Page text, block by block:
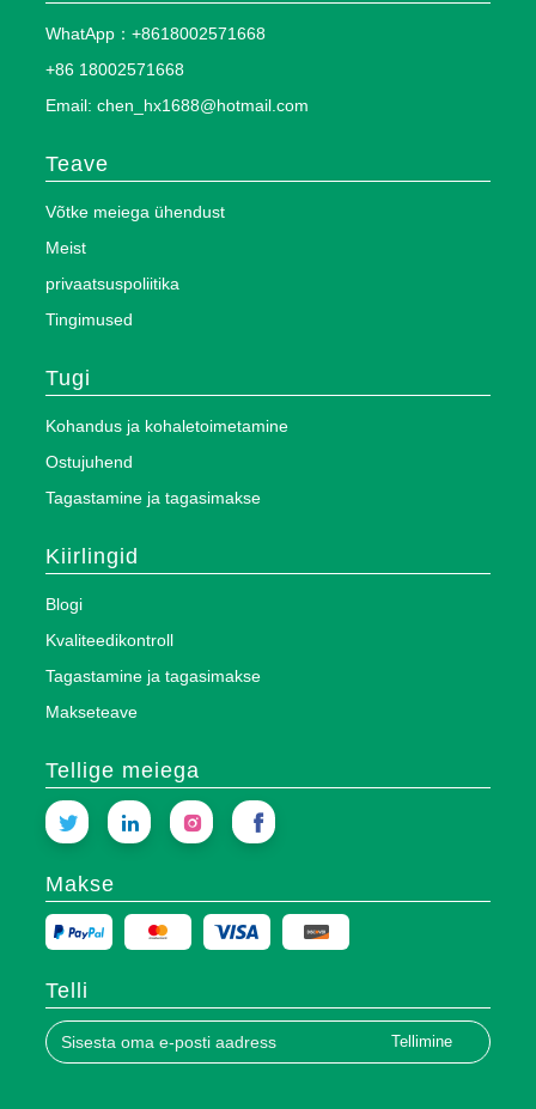
WhatApp：+8618002571668
+86 18002571668
Email: chen_hx1688@hotmail.com
Teave
Võtke meiega ühendust
Meist
privaatsuspoliitika
Tingimused
Tugi
Kohandus ja kohaletoimetamine
Ostujuhend
Tagastamine ja tagasimakse
Kiirlingid
Blogi
Kvaliteedikontroll
Tagastamine ja tagasimakse
Makseteave
Tellige meiega
Makse
Telli
Tellimine